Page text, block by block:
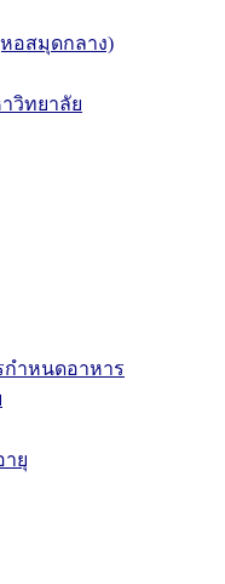
อสมุดกลาง)
วิทยาลัย
ำหนดอาหาร
ายุ